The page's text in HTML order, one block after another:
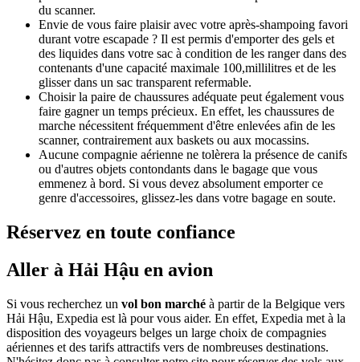
du scanner.
Envie de vous faire plaisir avec votre après-shampoing favori
durant votre escapade ? Il est permis d'emporter des gels et
des liquides dans votre sac à condition de les ranger dans des
contenants d'une capacité maximale 100,millilitres et de les
glisser dans un sac transparent refermable.
Choisir la paire de chaussures adéquate peut également vous
faire gagner un temps précieux. En effet, les chaussures de
marche nécessitent fréquemment d'être enlevées afin de les
scanner, contrairement aux baskets ou aux mocassins.
Aucune compagnie aérienne ne tolèrera la présence de canifs
ou d'autres objets contondants dans le bagage que vous
emmenez à bord. Si vous devez absolument emporter ce
genre d'accessoires, glissez-les dans votre bagage en soute.
Réservez en toute confiance
Aller à Hải Hậu en avion
Si vous recherchez un vol bon marché à partir de la Belgique vers
Hải Hậu, Expedia est là pour vous aider. En effet, Expedia met à la
disposition des voyageurs belges un large choix de compagnies
aériennes et des tarifs attractifs vers de nombreuses destinations.